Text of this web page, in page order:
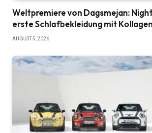
Weltpremiere von Dagsmejan:
erste Schlafbekleidung mit
AUGUST 5, 2026